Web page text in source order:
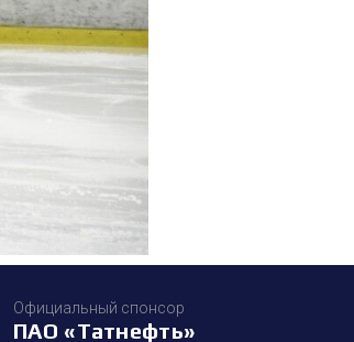
Официальный спонсор
ПАО «Татнефть»